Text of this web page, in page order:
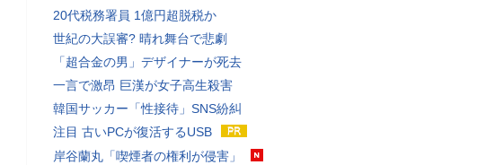
20代税務署員 1億円超脱税か
世紀の大誤審? 晴れ舞台で悲劇
「超合金の男」デザイナーが死去
一言で激昂 巨漢が女子高生殺害
韓国サッカー「性接待」SNS紛糾
注目 古いPCが復活するUSB
岸谷蘭丸「喫煙者の権利が侵害」